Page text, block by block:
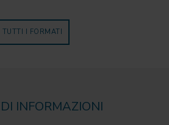
TUTTI I FORMATI
INFORMAZIONI